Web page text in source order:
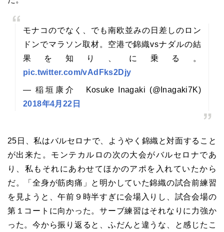
モナコのでなく、でも南欧並みの日差しのロン
ドンでマラソン取材。空港で錦織vsナダルの結
果を知り、に乗る。
pic.twitter.com/vAdFks2Djy
— 稲垣康介 Kosuke Inagaki (@Inagaki7K)
2018年4月22日
25日、私はバルセロナで、ようやく錦織と対面すること
が出来た。モンテカルロの次の大会がバルセロナであ
り、私もそれにあわせてほかのアポを入れていたから
だ。「全身が筋肉痛」と明かしていた錦織の試合前練習
を見ようと、午前９時半すぎに会場入りし、試合会場の
第１コートに向かった。サーブ練習はそれなりに力強か
った。今から振り返ると、ふだんと違うな、と感じたこ